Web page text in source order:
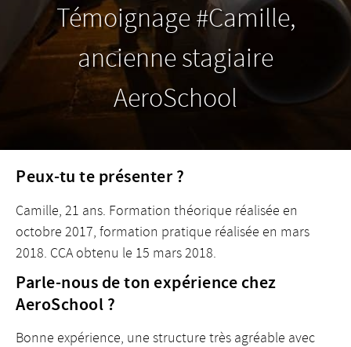
Témoignage #Camille,
ancienne stagiaire
AeroSchool
Peux-tu te présenter ?
Camille, 21 ans. Formation théorique réalisée en
octobre 2017, formation pratique réalisée en mars
2018. CCA obtenu le 15 mars 2018.
Parle-nous de ton expérience chez
AeroSchool ?
Bonne expérience, une structure très agréable avec